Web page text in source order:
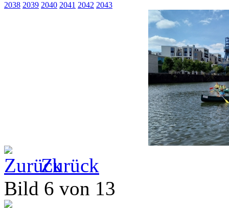
2038 2039 2040 2041 2042 2043
Zurück
Bild 6 von 13